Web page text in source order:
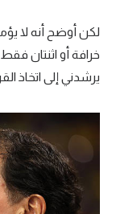
لكن أوضح أنه لا
خرافة أو اثنتان
يرشدني إلى اتخاذ